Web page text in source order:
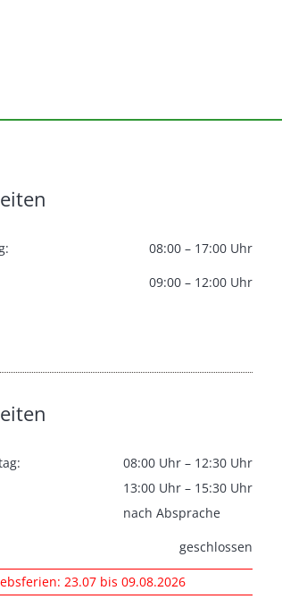
08:00 – 17:00 Uhr
09:00 – 12:00 Uhr
08:00 Uhr – 12:30 Uhr
13:00 Uhr – 15:30 Uhr
nach Absprache
geschlossen
23.07 bis 09.08.2026